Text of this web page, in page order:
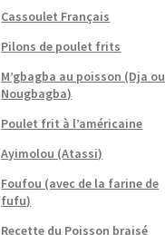
Cassoulet Français
Pilons de poulet frits
M’gbagba au poisson (Dja ou
Nougbagba)
Poulet frit à l’américaine
Ayimolou (Atassi)
Foufou (avec de la farine de
fufu)
Recette du Poisson braisé